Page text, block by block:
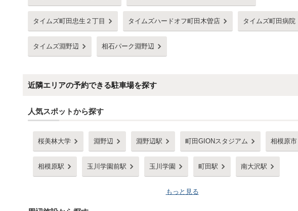
タイムズ町田忠生２丁目 タイムズハードオフ町田木曽店 タイムズ町田病院
タイムズ淵野辺 相石パーク淵野辺
近隣エリアの予約できる駐車場を探す
人気スポットから探す
桜美林大学 淵野辺 淵野辺駅 町田GIONスタジアム 相模原市
相模原駅 玉川学園前駅 玉川学園 町田駅 南大沢駅
もっと見る